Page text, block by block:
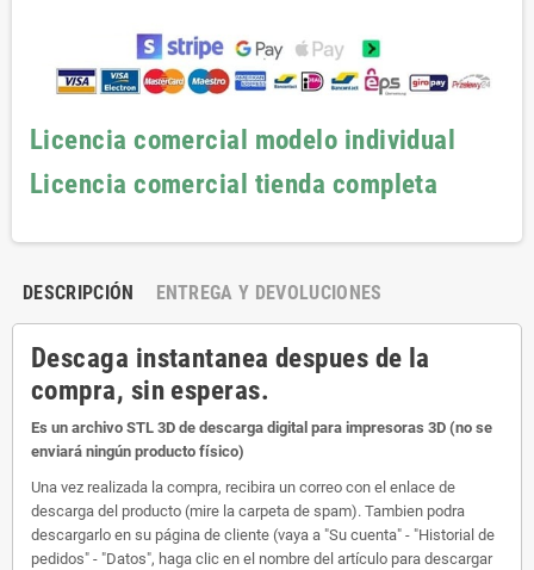
Licencia comercial modelo individual
Licencia comercial tienda completa
DESCRIPCIÓN ENTREGA Y DEVOLUCIONES
Descaga instantanea despues de la
compra, sin esperas.
Es un archivo STL 3D de descarga digital para impresoras 3D (no se
enviará ningún producto físico)
Una vez realizada la compra, recibira un correo con el enlace de
descarga del producto (mire la carpeta de spam). Tambien podra
descargarlo en su página de cliente (vaya a "Su cuenta" - "Historial de
pedidos" - "Datos", haga clic en el nombre del artículo para descargar